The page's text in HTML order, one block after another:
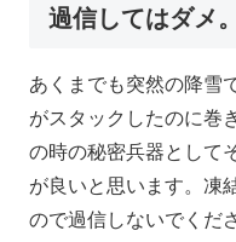
過信してはダメ
あくまでも突然の降雪
がスタックしたのに巻
の時の秘密兵器として
が良いと思います。凍
ので過信しないでくだ